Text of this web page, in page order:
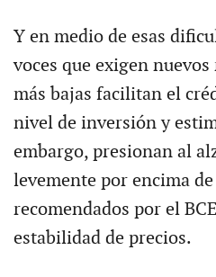
Y en medio de esas
voces que exigen nuevos
más bajas facilitan el
nivel de inversión y
embargo, presionan al
levemente por encima
recomendados por el
estabilidad de precios.